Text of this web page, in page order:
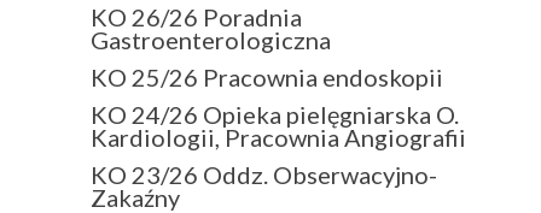
KO 26/26 Poradnia
Gastroenterologiczna
KO 25/26 Pracownia endoskopii
KO 24/26 Opieka pielęgniarska O.
Kardiologii, Pracownia Angiografii
KO 23/26 Oddz. Obserwacyjno-
Zakaźny